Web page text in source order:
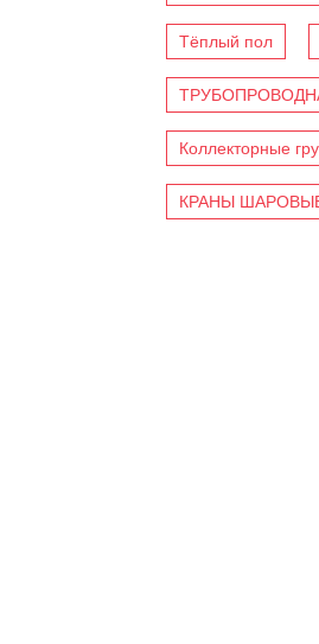
Тёплый пол
Коллекторные
КРАНЫ ШАРОВЫЕ